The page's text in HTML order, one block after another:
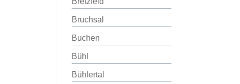
Bruchsal
Buchen
Bühl
Bühlertal